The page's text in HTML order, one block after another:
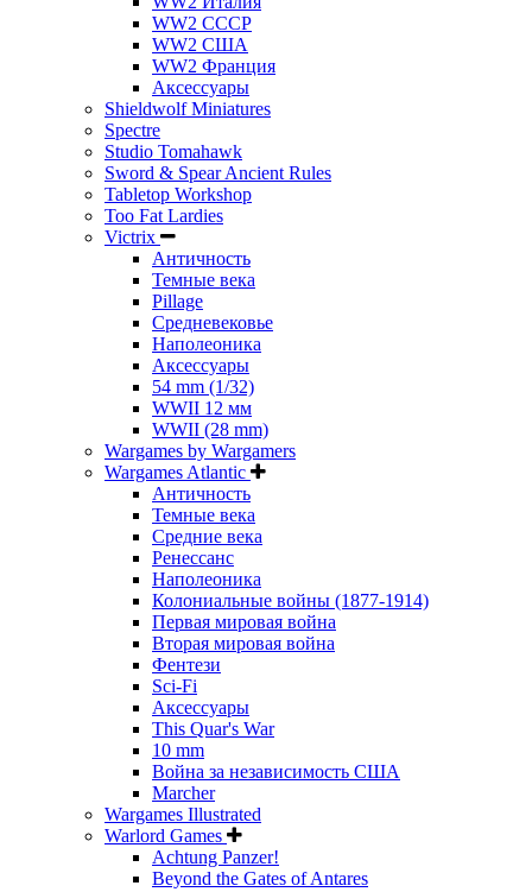
WW2 СССР
WW2 США
WW2 Франция
Аксессуары
Shieldwolf Miniatures
Spectre
Studio Tomahawk
Sword & Spear Ancient Rules
Tabletop Workshop
Too Fat Lardies
Victrix
Античность
Темные века
Pillage
Средневековье
Наполеоника
Аксессуары
54 mm (1/32)
WWII 12 мм
WWII (28 mm)
Wargames by Wargamers
Wargames Atlantic
Античность
Темные века
Средние века
Ренессанс
Наполеоника
Колониальные войны (1877-1914)
Первая мировая война
Вторая мировая война
Фентези
Sci-Fi
Аксессуары
This Quar's War
10 mm
Война за независимость США
Marcher
Wargames Illustrated
Warlord Games
Achtung Panzer!
Beyond the Gates of Antares